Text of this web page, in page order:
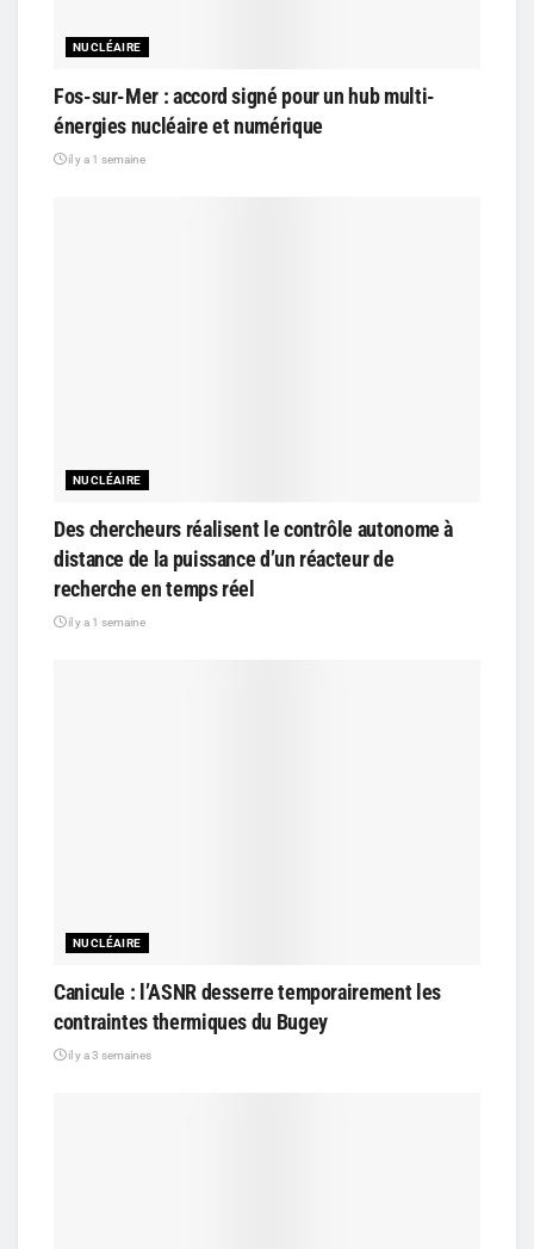
NUCLÉAIRE
Fos-sur-Mer : accord signé pour un hub multi-
énergies nucléaire et numérique
il y a 1 semaine
NUCLÉAIRE
Des chercheurs réalisent le contrôle autonome à
distance de la puissance d’un réacteur de
recherche en temps réel
il y a 1 semaine
NUCLÉAIRE
Canicule : l’ASNR desserre temporairement les
contraintes thermiques du Bugey
il y a 3 semaines